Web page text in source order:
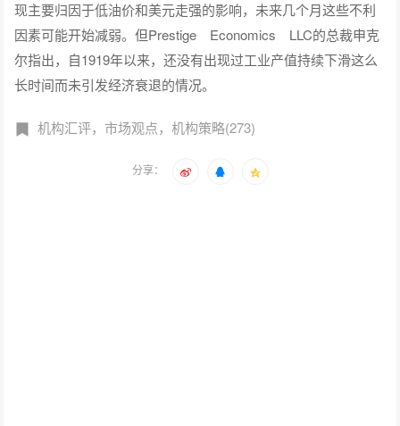
现主要归因于低油价和美元走强的影响，未来几个月这些不利
因素可能开始减弱。但Prestige Economics LLC的总裁申克
尔指出，自1919年以来，还没有出现过工业产值持续下滑这么
长时间而未引发经济衰退的情况。
机构汇评，市场观点，机构策略(273)
分享：